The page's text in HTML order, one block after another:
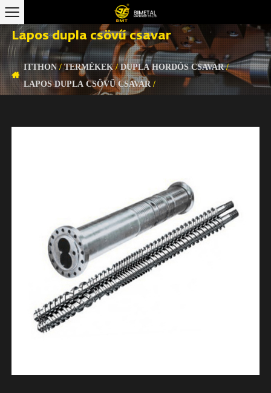
Lapos dupla csövű csavar
ITTHON/TERMÉKEK/DUPLA HORDÓS CSAVAR/
LAPOS DUPLA CSÖVŰ CSAVAR /